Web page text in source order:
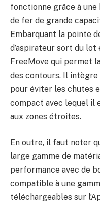
fonctionne grâce à
de fer de grande
Embarquant la pointe
d’aspirateur sort du lot
FreeMove qui permet
des contours. Il intègre
pour éviter les chutes
compact avec lequel il
aux zones étroites.
En outre, il faut noter
large gamme de
performance avec de
compatible à une
téléchargeables sur